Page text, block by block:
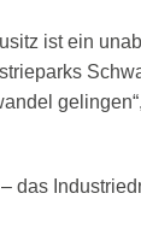
ist ein
das